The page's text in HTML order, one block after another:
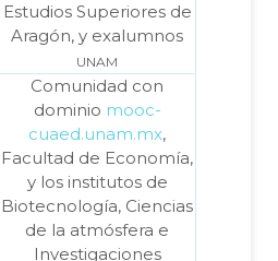
Estudios Superiores de
Aragón, y exalumnos
unam
Comunidad con
dominio mooc-
cuaed.unam.mx,
Facultad de Economía,
y los institutos de
Biotecnología, Ciencias
de la atmósfera e
Investigaciones